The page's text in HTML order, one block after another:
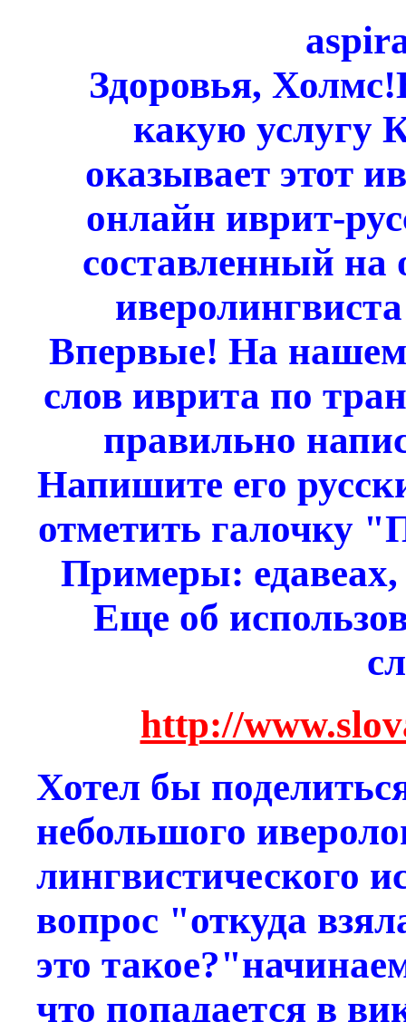
Здоровья,
какую услугу
оказывает этот
онлайн иврит-
составленный на
Впервые! На нашем
слов иврита по
правильно
Напишите его
отметить галочку
Примеры: едавеах,
Еще об
http://
Хотел бы
небольшого
лингвистического
вопрос "откуда
это
что попадается в